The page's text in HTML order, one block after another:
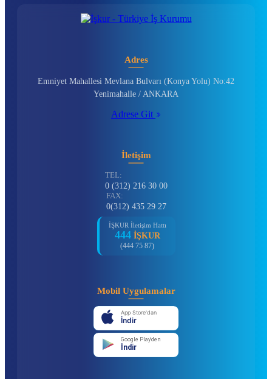
Adres
Emniyet Mahallesi Mevlana Bulvarı (Konya Yolu) No:42
Yenimahalle / ANKARA
Adrese Git
İletişim
TEL:
0 (312) 216 30 00
FAX:
0(312) 435 29 27
İŞKUR İletişim Hattı
444 İŞKUR
(444 75 87)
Mobil Uygulamalar
App Store'dan
İndir
Google Play'den
İndir